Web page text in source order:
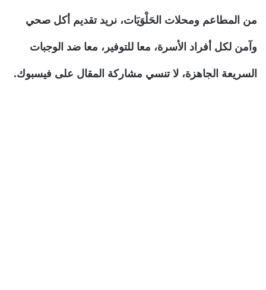
من المطاعم ومحلات الحَلْوَيَات، نريد تقديم أكل صحي
وآمن لكل أفراد الأسرة، معا للتوفير، معا ضد الوجبات
السريعة الجاهزة، لا تنسي مشاركة المقال على فيسبوك.